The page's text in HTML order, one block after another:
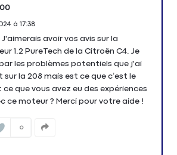
à 17:38
avoir vos avis sur la
1.2 PureTech de la Citroën C4. Je
les problèmes potentiels que j'ai
la 208 mais est ce que c’est le
ce que vous avez eu des expériences
0